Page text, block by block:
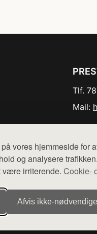
vores hjemmeside for
og analysere
være irriterende. Cookie-
Afvis ikke‑nødvendige
Tlf.
Mail:
sælges ikke varer fra